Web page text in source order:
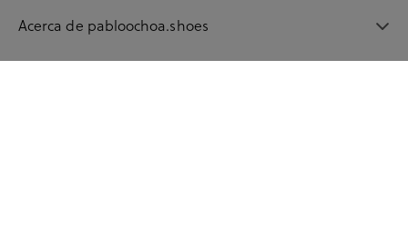
Acerca de pabloochoa.shoes
Mi cuenta